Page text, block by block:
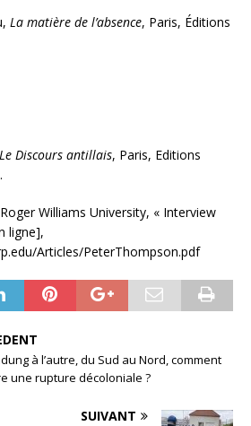
La matière de l’absence, Paris, Éditions
Le Discours antillais, Paris, Editions
Williams University, « Interview
ligne],
Articles/PeterThompson.pdf
à l’autre, du Sud au Nord, comment
une rupture décoloniale ?
SUIVANT